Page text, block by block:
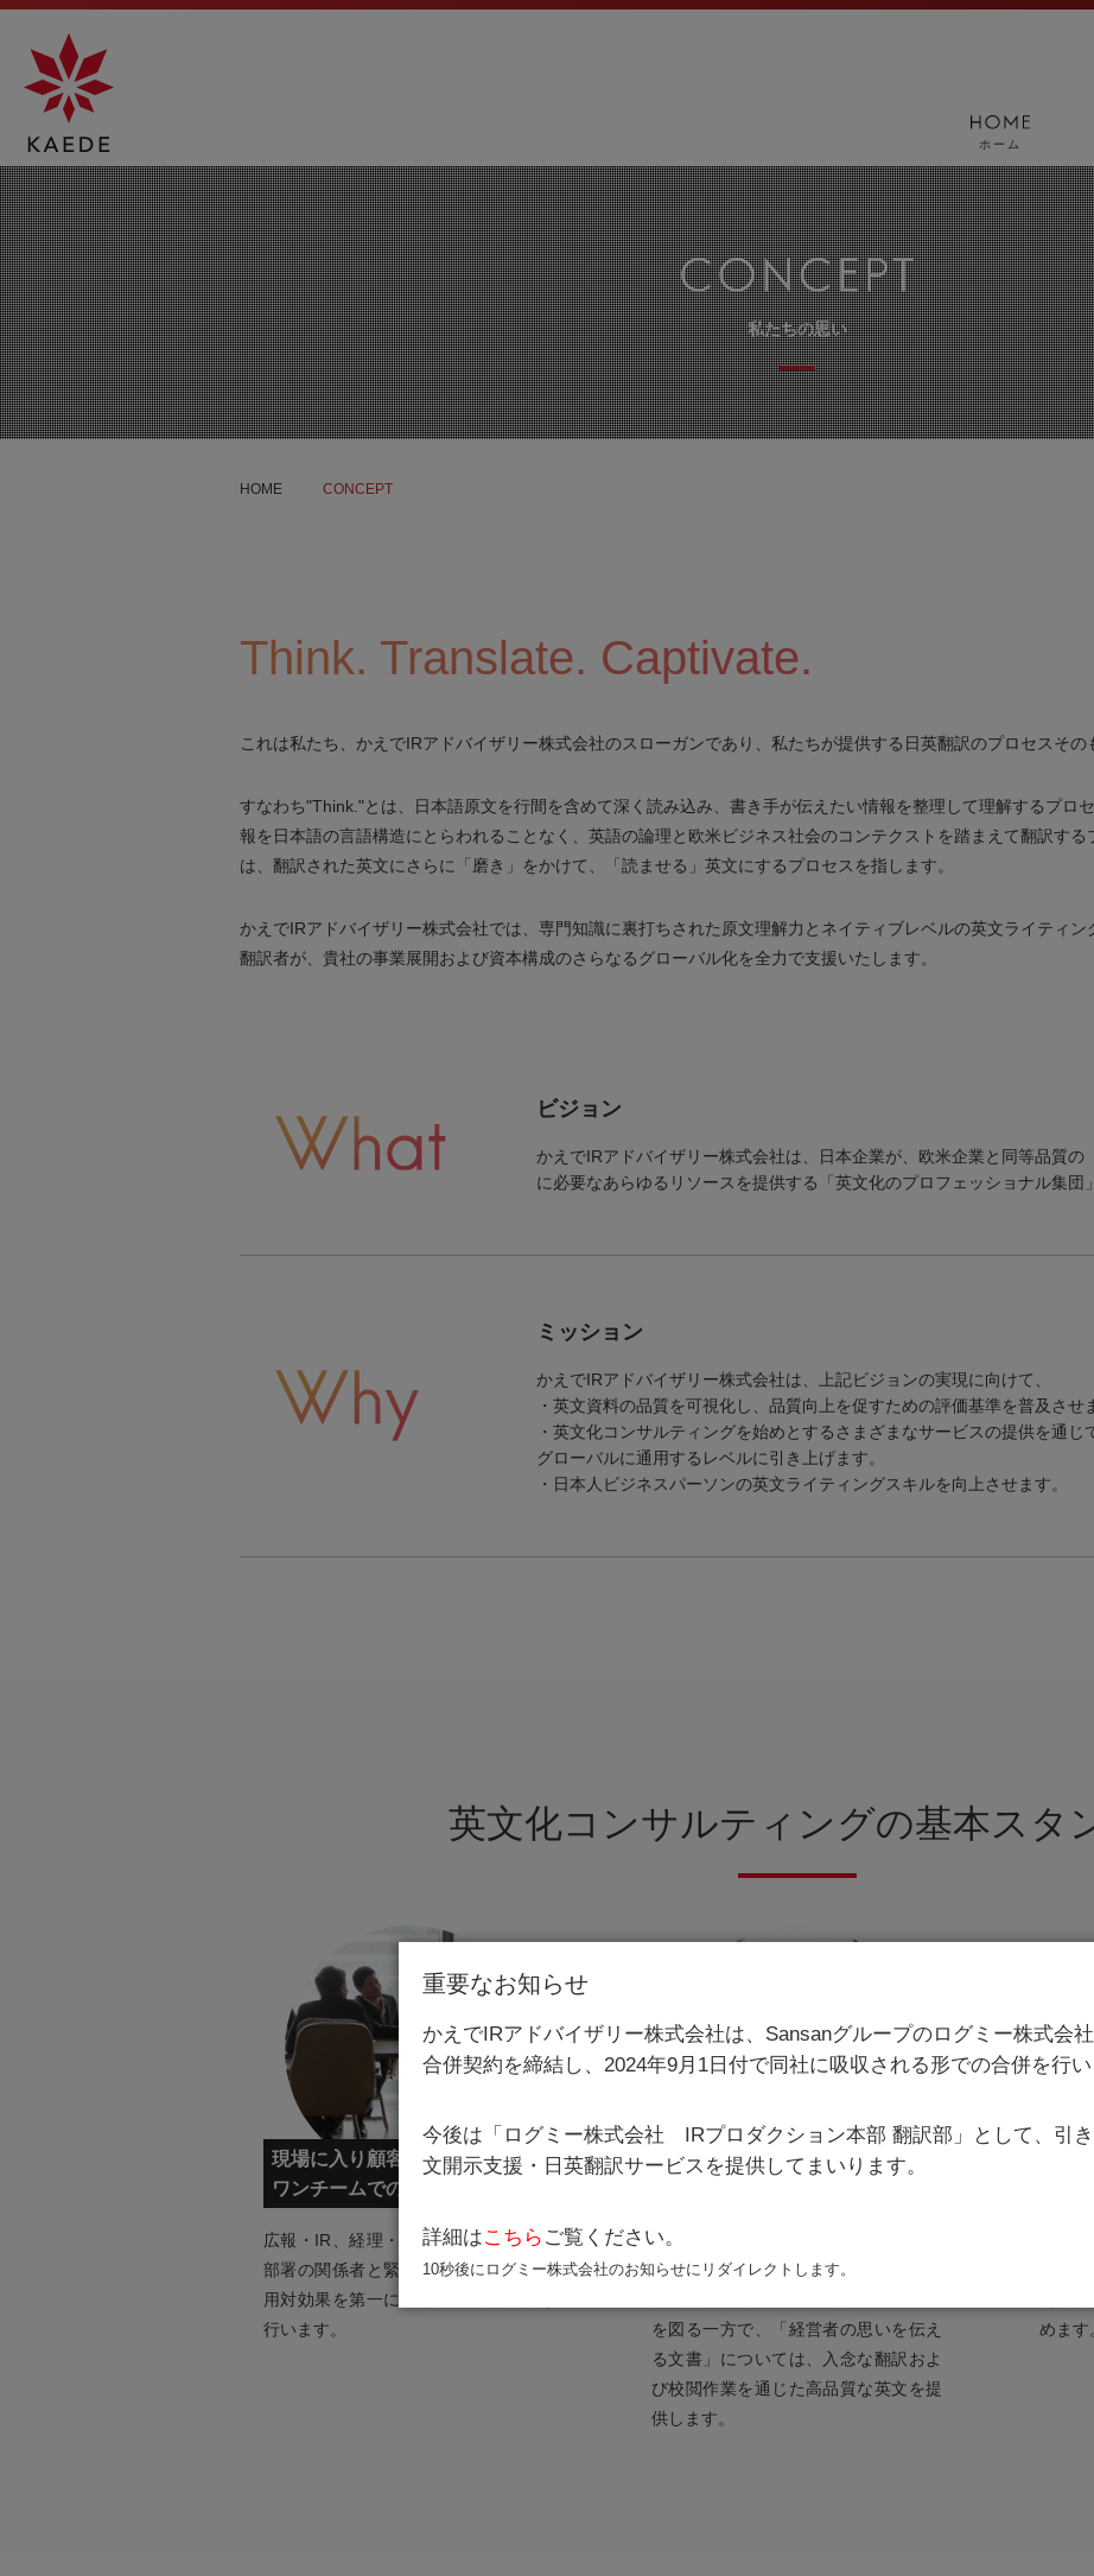
ホーム
私たちの思い
HOME CONCEPT
Think. Translate. Captivate.
これは私たち、かえでIRアドバイザリー株式会社のスローガンであり、私たちが提供する日英翻訳のプロセスその
すなわち"Think."とは、日本語原文を行間を含めて深く読み込み、書き手が伝えたい情報を整理して理解するプロ
報を日本語の言語構造にとらわれることなく、英語の論理と欧米ビジネス社会のコンテクストを踏まえて翻訳する
は、翻訳された英文にさらに「磨き」をかけて、「読ませる」英文にするプロセスを指します。
かえでIRアドバイザリー株式会社では、専門知識に裏打ちされた原文理解力とネイティブレベルの英文ライティ
翻訳者が、貴社の事業展開および資本構成のさらなるグローバル化を全力で支援いたします。
ビジョン
かえでIRアドバイザリー株式会社は、日本企業が、欧米企業と同等品質の
に必要なあらゆるリソースを提供する「英文化のプロフェッショナル集団
ミッション
かえでIRアドバイザリー株式会社は、上記ビジョンの実現に向けて、
・英文資料の品質を可視化し、品質向上を促すための評価基準を普及させ
・英文化コンサルティングを始めとするさまざまなサービスの提供を通
グローバルに通用するレベルに引き上げます。
・日本人ビジネスパーソンの英文ライティングスキルを向上させます。
英文化コンサルティングの基本スタ
現場に入り顧客と
ワンチームでの推進
広報・IR、経理・財務をはじめとする
部署の関係者と緊密な連携をとり、費
用対効果を第一に考えた英文化支援を
行います。
豊富なノウハウと
「事実を伝える文書」については、テ
ンプレートを利用した定型化等による
を図る一方で、「経営者の思いを伝え
る文書」については、入念な翻訳およ
び校閲作業を通じた高品質な英文を提
供します。
結
プ
経験
的な
える
めます
重要なお知らせ
かえでIRアドバイザリー株式会社は、Sansanグループのログミー株式会
合併契約を締結し、2024年9月1日付で同社に吸収される形での合併を行い
今後は「ログミー株式会社 IRプロダクション本部 翻訳部」として、引
文開示支援・日英翻訳サービスを提供してまいります。
詳細はこちら ご覧ください。
10秒後にログミー株式会社のお知らせにリダイレクトします。